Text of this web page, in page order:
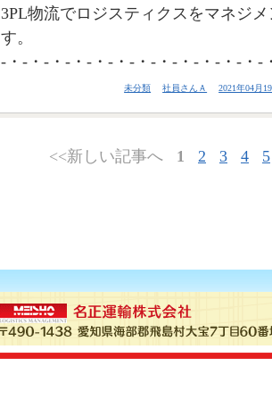
3PL物流でロジスティクスをマネジ
す。
-・-・-・-・-・-・-・-・-・-・-・-・-
未分類 社員さんＡ 2021年04月
<<新しい記事へ 1 2 3 4 5